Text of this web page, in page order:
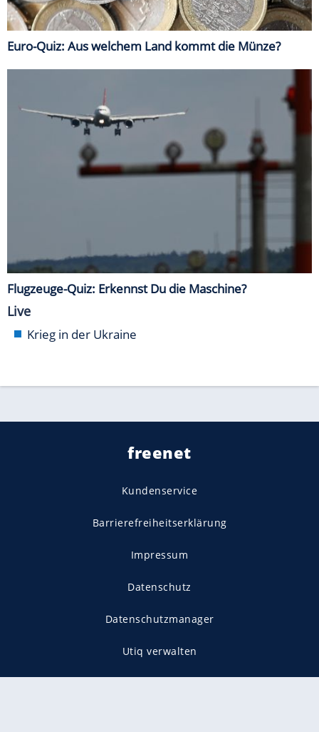
Euro-Quiz: Aus welchem Land kommt die Münze?
Flugzeuge-Quiz: Erkennst Du die Maschine?
Live
Krieg in der Ukraine
freenet
Kundenservice
Barrierefreiheitserklärung
Impressum
Datenschutz
Datenschutzmanager
Utiq verwalten